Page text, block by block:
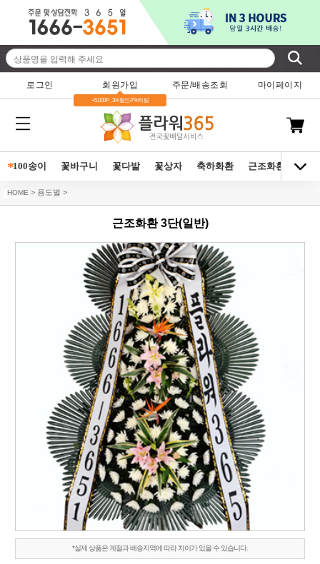
로그인 회원가입
+5,000P , 3%할인/7%적립
주문/배송조회 마이페이지
*100송이 꽃바구니 꽃다발 꽃상자 축하화환 근조화환 동양
HOME > 용도별 >
근조화환 3단(일반)
*실제 상품은 계절과 배송지역에 따라 차이가 있을 수 있습니다.